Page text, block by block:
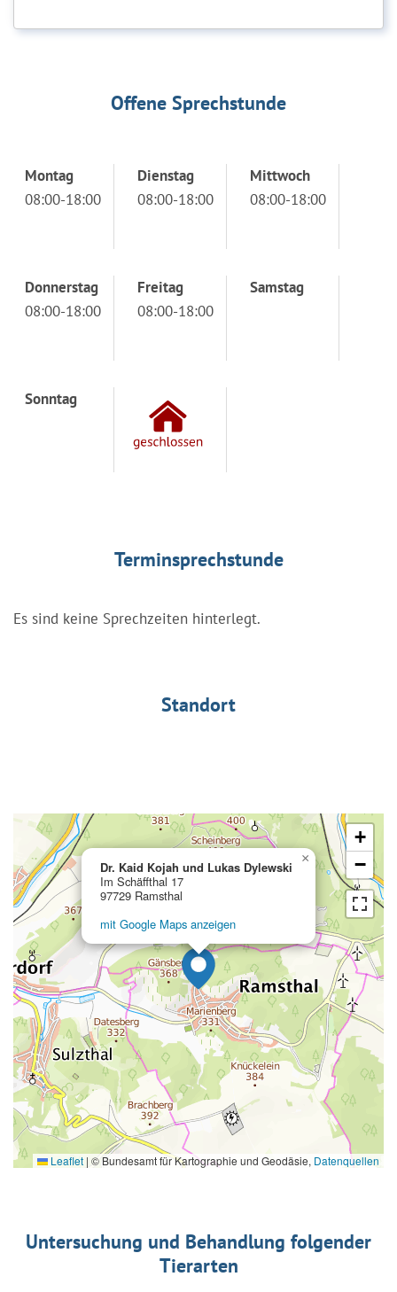
Offene Sprechstunde
Montag
08:00-18:00
Dienstag
08:00-18:00
Mittwoch
08:00-18:00
Donnerstag
08:00-18:00
Freitag
08:00-18:00
Samstag
Sonntag
Terminsprechstunde
Es sind keine Sprechzeiten hinterlegt.
Standort
Dr. Kaid Kojah und Lukas Dylewski
Im Schäffthal 17
97729 Ramsthal
mit Google Maps anzeigen
×
+
−
Leaflet | © Bundesamt für Kartographie und Geodäsie, Datenquellen
Untersuchung und Behandlung folgender
Tierarten